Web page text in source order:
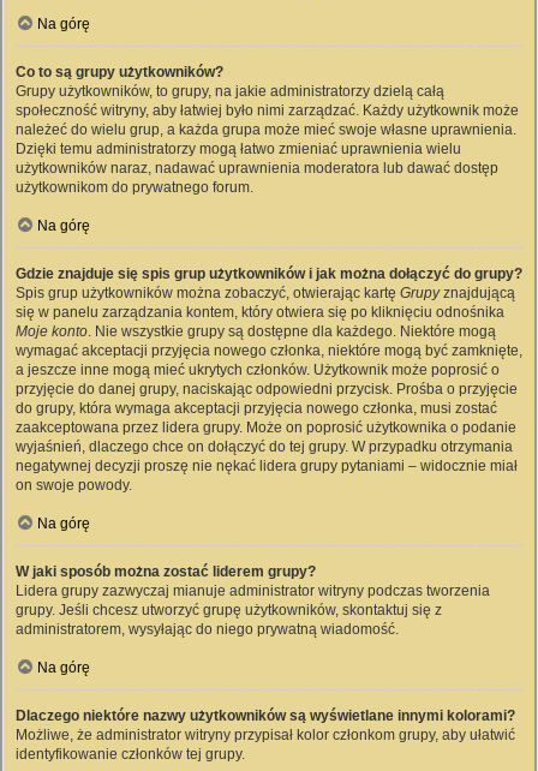
Na górę
Co to są grupy użytkowników?
Grupy użytkowników, to grupy, na jakie administratorzy dzielą całą
społeczność witryny, aby łatwiej było nimi zarządzać. Każdy użytkownik może
należeć do wielu grup, a każda grupa może mieć swoje własne uprawnienia.
Dzięki temu administratorzy mogą łatwo zmieniać uprawnienia wielu
użytkowników naraz, nadawać uprawnienia moderatora lub dawać dostęp
użytkownikom do prywatnego forum.
Na górę
Gdzie znajduje się spis grup użytkowników i jak można dołączyć do grupy?
Spis grup użytkowników można zobaczyć, otwierając kartę Grupyznajdującą
się w panelu zarządzania kontem, który otwiera się po kliknięciu odnośnika
Moje konto. Nie wszystkie grupy są dostępne dla każdego. Niektóre mogą
wymagać akceptacji przyjęcia nowego członka, niektóre mogą być zamknięte,
a jeszcze inne mogą mieć ukrytych członków. Użytkownik może poprosić o
przyjęcie do danej grupy, naciskając odpowiedni przycisk. Prośba o przyjęcie
do grupy, która wymaga akceptacji przyjęcia nowego członka, musi zostać
zaakceptowana przez lidera grupy. Może on poprosić użytkownika o podanie
wyjaśnień, dlaczego chce on dołączyć do tej grupy. W przypadku otrzymania
negatywnej decyzji proszę nie nękać lidera grupy pytaniami – widocznie miał
on swoje powody.
Na górę
W jaki sposób można zostać liderem grupy?
Lidera grupy zazwyczaj mianuje administrator witryny podczas tworzenia
grupy. Jeśli chcesz utworzyć grupę użytkowników, skontaktuj się z
administratorem, wysyłając do niego prywatną wiadomość.
Na górę
Dlaczego niektóre nazwy użytkowników są wyświetlane innymi kolorami?
Możliwe, że administrator witryny przypisał kolor członkom grupy, aby ułatwić
identyfikowanie członków tej grupy.